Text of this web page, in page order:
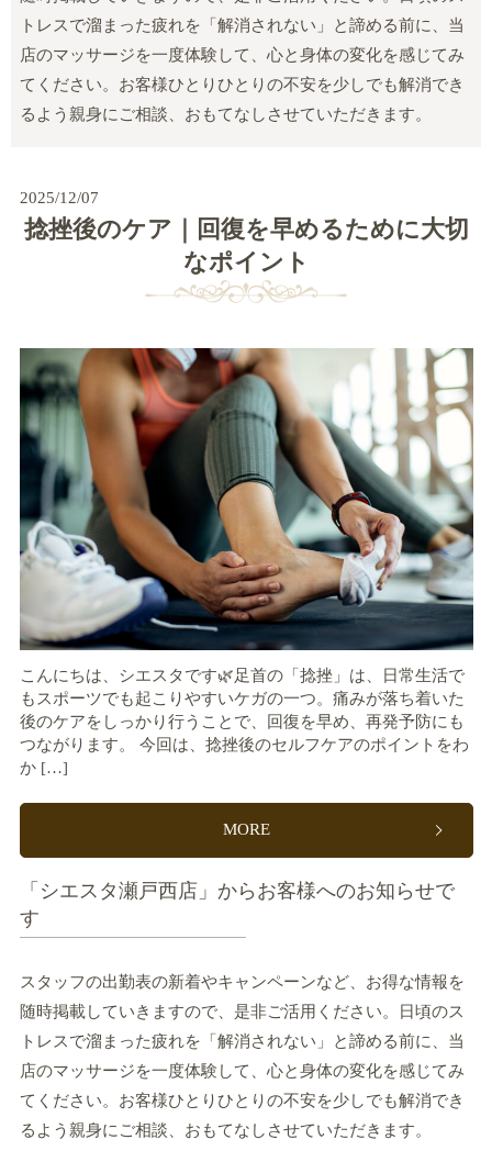
トレスで溜まった疲れを「解消されない」と諦める前に、当
店のマッサージを一度体験して、心と身体の変化を感じてみ
てください。お客様ひとりひとりの不安を少しでも解消でき
るよう親身にご相談、おもてなしさせていただきます。
2025/12/07
捻挫後のケア｜回復を早めるために大切
なポイント
こんにちは、シエスタです🌿足首の「捻挫」は、日常生活で
もスポーツでも起こりやすいケガの一つ。痛みが落ち着いた
後のケアをしっかり行うことで、回復を早め、再発予防にも
つながります。 今回は、捻挫後のセルフケアのポイントをわ
か […]
MORE
「シエスタ瀬戸西店」からお客様へのお知らせで
す
スタッフの出勤表の新着やキャンペーンなど、お得な情報を
随時掲載していきますので、是非ご活用ください。日頃のス
トレスで溜まった疲れを「解消されない」と諦める前に、当
店のマッサージを一度体験して、心と身体の変化を感じてみ
てください。お客様ひとりひとりの不安を少しでも解消でき
るよう親身にご相談、おもてなしさせていただきます。